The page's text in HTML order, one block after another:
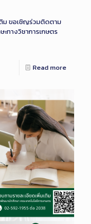
มขอเชิญร่วมติดตาม
ะทางวิชาการเกษตร
Read more